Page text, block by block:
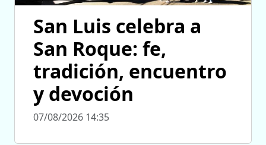
San Luis celebra a
San Roque: fe,
tradición, encuentro
y devoción
07/08/2026 14:35